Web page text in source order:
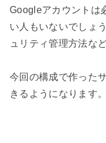
Googleアカウントは
い人もいないでしょ
ュリティ管理方法な
今回の構成で作った